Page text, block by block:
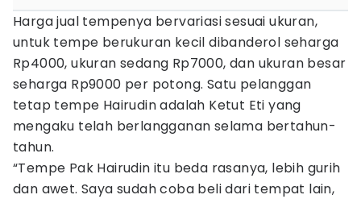
Harga jual tempenya bervariasi sesuai ukuran,
untuk tempe berukuran kecil dibanderol seharga
Rp4000, ukuran sedang Rp7000, dan ukuran besar
seharga Rp9000 per potong. Satu pelanggan
tetap tempe Hairudin adalah Ketut Eti yang
mengaku telah berlangganan selama bertahun-
tahun.
“Tempe Pak Hairudin itu beda rasanya, lebih gurih
dan awet. Saya sudah coba beli dari tempat lain,